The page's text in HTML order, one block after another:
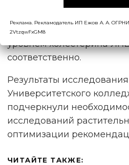
триацилглицеридов, а
уровнем холестерина
соответственно.
Результаты исследования
Университетского
подчеркнули
исследований
оптимизации
ЧИТАЙТЕ ТАКЖЕ:
Реклама. Рекламодатель ИП Ежов А. А.
2VtzqwFxGM8